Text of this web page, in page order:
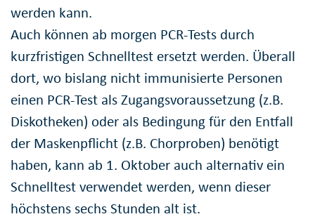
werden kann.
Auch können ab morgen PCR-Tests durch
kurzfristigen Schnelltest ersetzt werden. Überall
dort, wo bislang nicht immunisierte Personen
einen PCR-Test als Zugangsvoraussetzung (z.B.
Diskotheken) oder als Bedingung für den Entfall
der Maskenpflicht (z.B. Chorproben) benötigt
haben, kann ab 1. Oktober auch alternativ ein
Schnelltest verwendet werden, wenn dieser
höchstens sechs Stunden alt ist.